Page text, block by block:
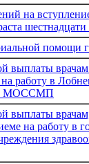
на
шестнадцати
помощи
выплаты
работу в
МОССМП
выплаты
на работу в